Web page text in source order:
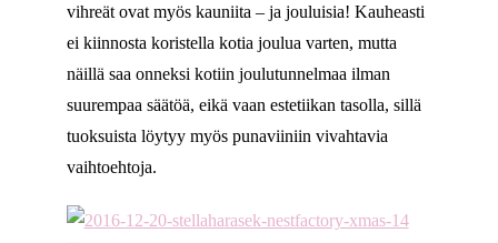
vihreät ovat myös kauniita – ja jouluisia! Kauheasti
ei kiinnosta koristella kotia joulua varten, mutta
näillä saa onneksi kotiin joulutunnelmaa ilman
suurempaa säätöä, eikä vaan estetiikan tasolla, sillä
tuoksuista löytyy myös punaviiniin vivahtavia
vaihtoehtoja.